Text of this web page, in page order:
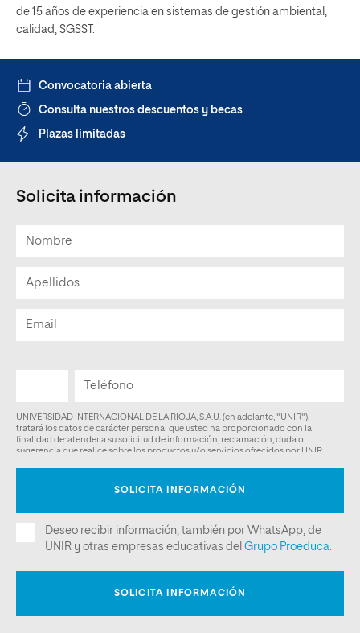
de 15 años de experiencia en sistemas de gestión ambiental,
calidad, SGSST.
Convocatoria abierta
Consulta nuestros descuentos y becas
Plazas limitadas
Solicita información